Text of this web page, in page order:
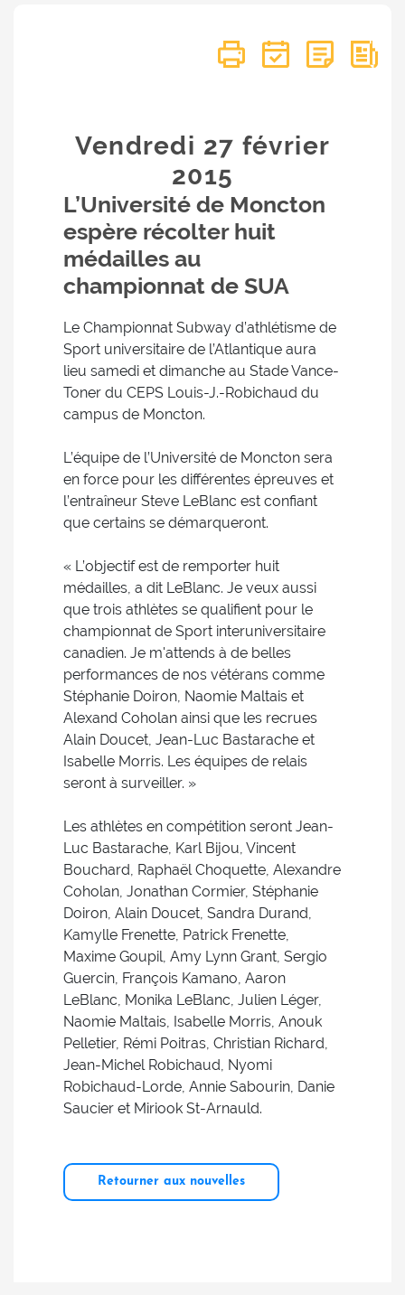
Vendredi 27février
2015
L’Université de Moncton
espère récolter huit
médailles au
championnat de SUA
Le Championnat Subway d’athlétisme de
Sport universitaire de l’Atlantique aura
lieu samedi et dimanche au Stade Vance-
Toner du CEPS Louis-J.-Robichaud du
campus de Moncton.
L’équipe de l’Université de Moncton sera
en force pour les différentes épreuves et
l’entraîneur Steve LeBlanc est confiant
que certains se démarqueront.
« L’objectif est de remporter huit
médailles, a dit LeBlanc. Je veux aussi
que trois athlètes se qualifient pour le
championnat de Sport interuniversitaire
canadien. Je m'attends à de belles
performances de nos vétérans comme
Stéphanie Doiron, Naomie Maltais et
Alexand Coholan ainsi que les recrues
Alain Doucet, Jean-Luc Bastarache et
Isabelle Morris. Les équipes de relais
seront à surveiller. »
Les athlètes en compétition seront Jean-
Luc Bastarache, Karl Bijou, Vincent
Bouchard, Raphaël Choquette, Alexandre
Coholan, Jonathan Cormier, Stéphanie
Doiron, Alain Doucet, Sandra Durand,
Kamylle Frenette, Patrick Frenette,
Maxime Goupil, Amy Lynn Grant, Sergio
Guercin, François Kamano, Aaron
LeBlanc, Monika LeBlanc, Julien Léger,
Naomie Maltais, Isabelle Morris, Anouk
Pelletier, Rémi Poitras, Christian Richard,
Jean-Michel Robichaud, Nyomi
Robichaud-Lorde, Annie Sabourin, Danie
Saucier et Miriook St-Arnauld.
Retourner aux nouvelles